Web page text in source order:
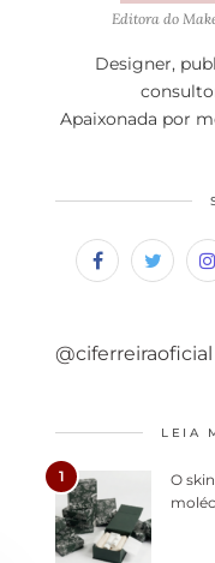
Editora do
Designer,
Apaixonada por
@ciferreiraoficial
LEIA
1
O